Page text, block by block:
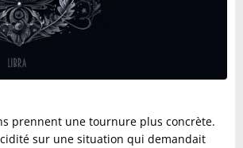
prennent une tournure plus concrète.
sur une situation qui demandait